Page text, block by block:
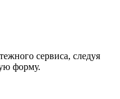
сервиса, следуя
форму.